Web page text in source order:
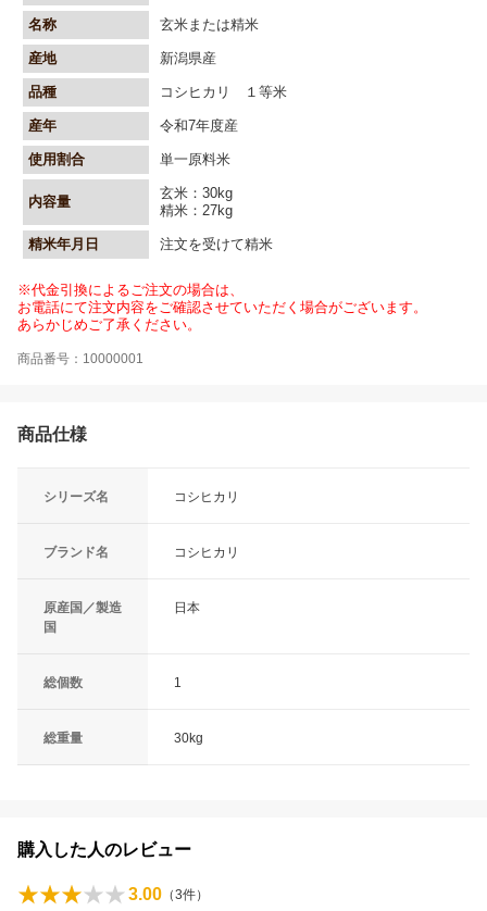
名称 玄米または精米
産地 新潟県産
品種 コシヒカリ １等米
産年 令和7年度産
使用割合 単一原料米
内容量
玄米：30kg
精米：27kg
精米年月日 注文を受けて精米
※代金引換によるご注文の場合は、
お電話にて注文内容をご確認させていただく場合がございます。
あらかじめご了承ください。
商品番号：10000001
商品仕様
シリーズ名 コシヒカリ
ブランド名 コシヒカリ
原産国／製造
国
日本
総個数 1
総重量 30kg
購入した人のレビュー
3.00 （3件）